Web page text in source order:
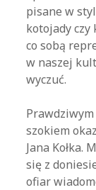
pisane w
kotojady
co sobą
w naszej
wyczuć.
szokiem
Jana Kołka.
się z
ofiar